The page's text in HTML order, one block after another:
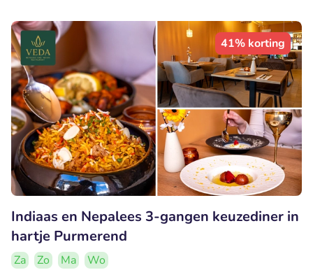
41% korting
Indiaas en Nepalees 3-gangen keuzediner in
hartje Purmerend
Za Zo Ma
Wo